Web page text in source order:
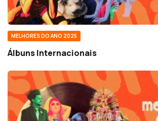
MELHORES DO ANO 2025
Álbuns Internacionais